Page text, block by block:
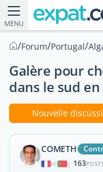
MENU
/Forum/Portugal/
Galère pour
dans le sud en
Nouvelle
COMETH
| 163